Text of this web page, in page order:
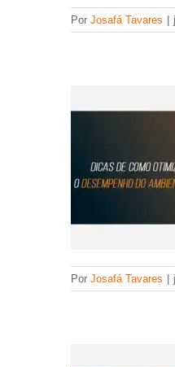
Por Josafá Tavares
Por Josafá Tavares